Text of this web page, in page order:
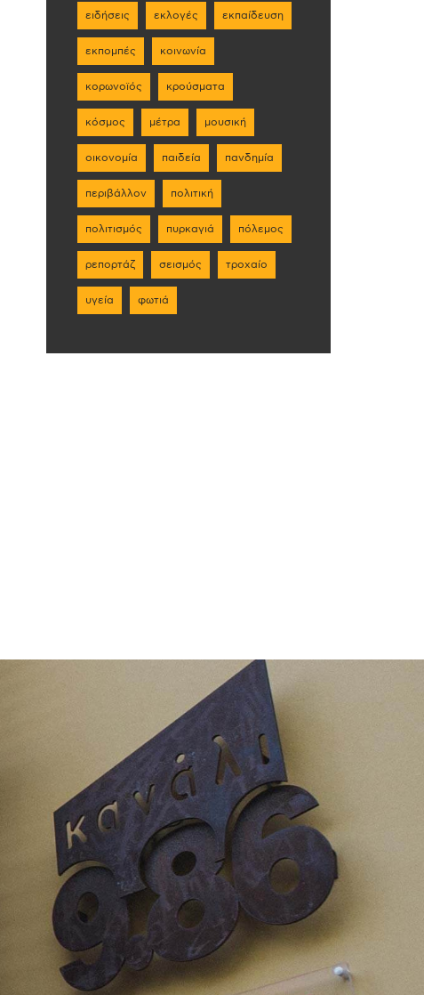
ειδήσεις εκλογές εκπαίδευση
εκπομπές κοινωνία
κορωνοϊός κρούσματα
κόσμος μέτρα μουσική
οικονομία παιδεία πανδημία
περιβάλλον πολιτική
πολιτισμός πυρκαγιά πόλεμος
ρεπορτάζ σεισμός τροχαίο
υγεία φωτιά